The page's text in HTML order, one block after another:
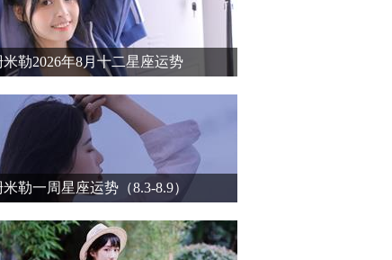
人
米勒2026年8月十二星座运势
勒一周星座运势（8.3-8.9）